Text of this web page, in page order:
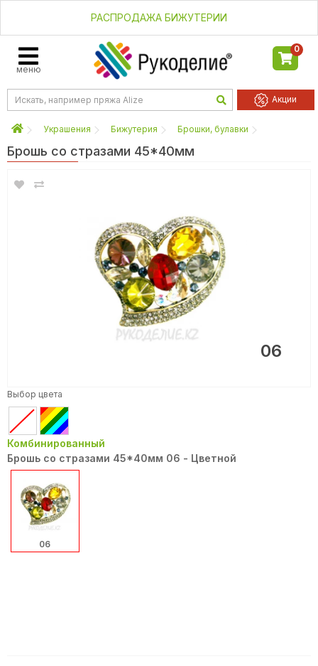
РАСПРОДАЖА БИЖУТЕРИИ
меню
0
Акции
Украшения Бижутерия Брошки, булавки
Брошь со стразами 45*40мм
06
Выбор цвета
Комбинированный
Брошь со стразами 45*40мм 06 - Цветной
06